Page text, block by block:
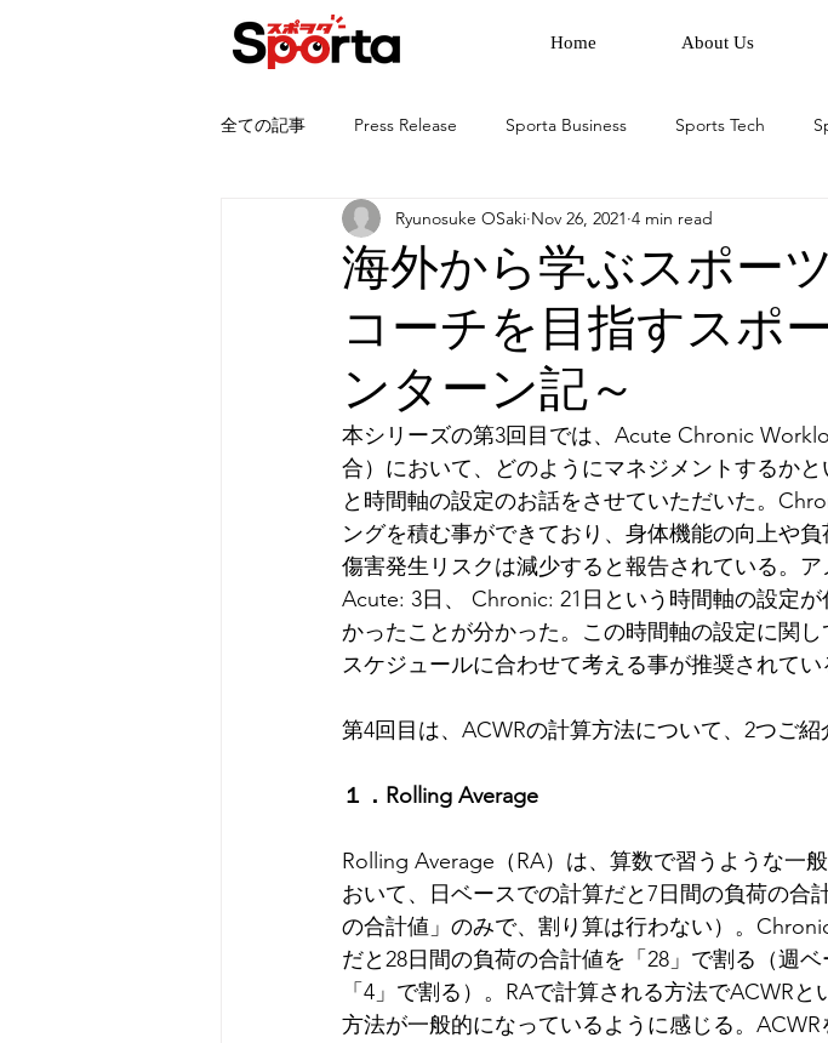
Home About Us
全ての記事 Press Release Sporta Business Sports Tech
海外から学ぶスポー
コーチを目指すスポ
ンターン記～
Ryunosuke OSaki Nov 26, 2021 4 min read
本シリーズの第3回目では、Acute Chronic
合）において、どのようにマネジメントするか
と時間軸の設定のお話をさせていただいた。
ングを積む事ができており、身体機能の向上や
傷害発生リスクは減少すると報告されている。ア
Acute: 3日、 Chronic: 21日という時間軸の設定
かったことが分かった。この時間軸の設定に関
スケジュールに合わせて考える事が推奨されてい
第4回目は、ACWRの計算方法について、2つご紹
１．Rolling Average
Rolling Average（RA）は、算数で習うような一
おいて、日ベースでの計算だと7日間の負荷の合
の合計値」のみで、割り算は行わない）。
だと28日間の負荷の合計値を「28」で割る（週
「4」で割る）。RAで計算される方法でACWR
方法が一般的になっているように感じる。